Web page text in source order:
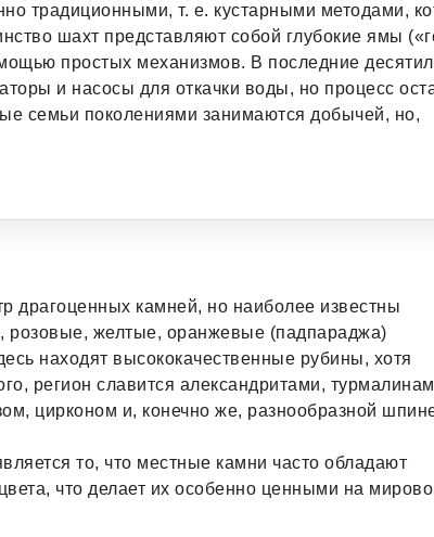
традиционными, т. е. кустарными методами,
шахт представляют собой глубокие ямы
простых механизмов. В последние
и насосы для откачки воды, но процесс
семьи поколениями занимаются добычей, но,
драгоценных камней, но наиболее известны
розовые, желтые, оранжевые (падпараджа)
находят высококачественные рубины, хотя
регион славится александритами,
цирконом и, конечно же, разнообразной
то, что местные камни часто обладают
что делает их особенно ценными на